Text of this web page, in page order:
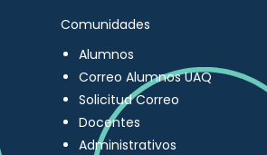
Comunidades
Alumnos
Correo Alumnos UAQ
Solicitud Correo
Docentes
Administrativos